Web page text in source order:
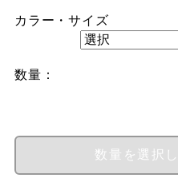
カラー・サイズ
数量：